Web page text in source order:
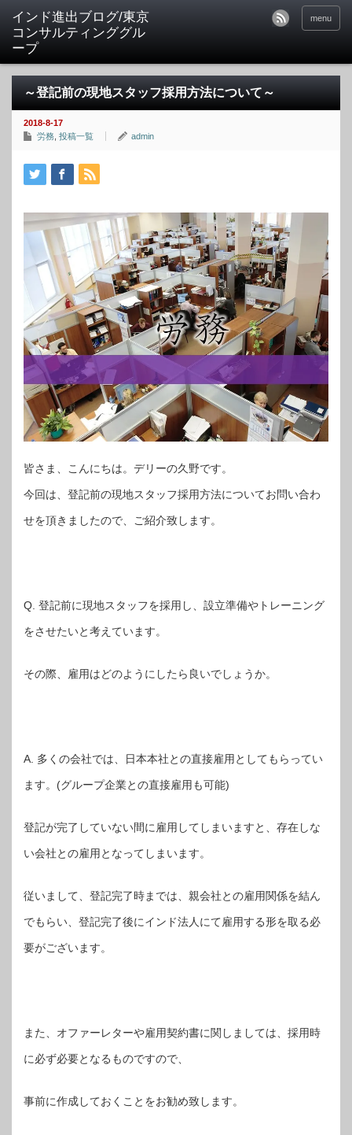
インド進出ブログ/東京
コンサルティンググル
ープ
menu
～登記前の現地スタッフ採用方法について～
2018-8-17
労務 投稿一覧 admin
皆さま、こんにちは。デリーの久野です。
今回は、登記前の現地スタッフ採用方法についてお問い合わ
せを頂きましたので、ご紹介致します。
Q. 登記前に現地スタッフを採用し、設立準備やトレーニング
をさせたいと考えています。
その際、雇用はどのようにしたら良いでしょうか。
A. 多くの会社では、日本本社との直接雇用としてもらってい
ます。(グループ企業との直接雇用も可能)
登記が完了していない間に雇用してしまいますと、存在しな
い会社との雇用となってしまいます。
従いまして、登記完了時までは、親会社との雇用関係を結ん
でもらい、登記完了後にインド法人にて雇用する形を取る必
要がございます。
また、オファーレターや雇用契約書に関しましては、採用時
に必ず必要となるものですので、
事前に作成しておくことをお勧め致します。